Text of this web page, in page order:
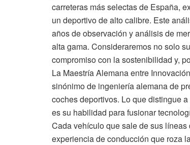
carreteras más selectas de España,
un deportivo de alto calibre. Este
años de observación y análisis de
alta gama. Consideraremos no solo
compromiso con la sostenibilidad y,
La Maestría Alemana entre
sinónimo de ingeniería alemana de
coches deportivos. Lo que distingue
es su habilidad para fusionar
Cada vehículo que sale de sus
experiencia de conducción que roza